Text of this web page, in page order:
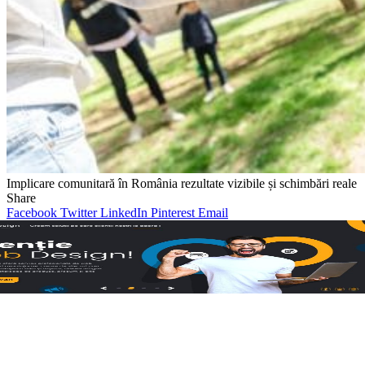
Implicare comunitară în România rezultate vizibile și schimbări reale
Share
Facebook Twitter LinkedIn Pinterest Email